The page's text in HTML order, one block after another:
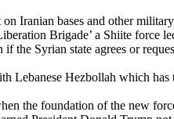
on Iranian bases and other military
Brigade’ a Shiite force
if the Syrian state agrees or
Lebanese Hezbollah which has
the foundation of the new